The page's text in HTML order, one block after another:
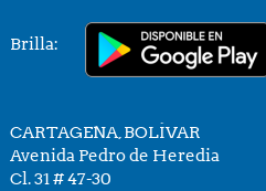
Brilla:
CARTAGENA, BOLÍVAR
Avenida Pedro de Heredia
Cl. 31 # 47-30